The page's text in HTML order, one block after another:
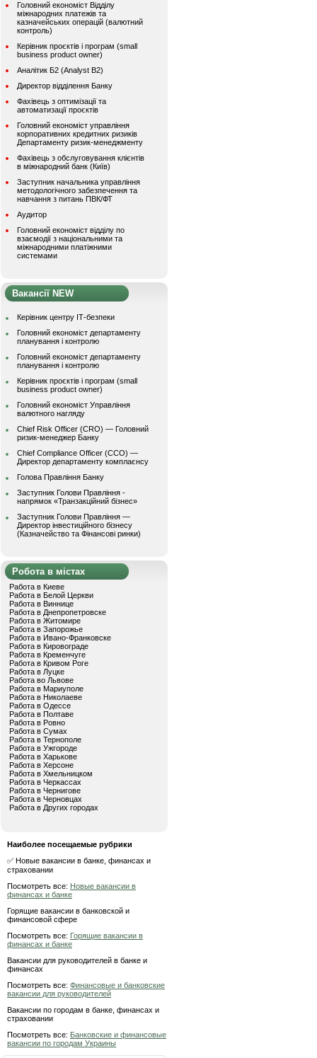
Головний економіст Відділу
міжнародних платежів та
казначейських операцій (валютний
контроль)
Керівник проєктів і програм (small
business product owner)
Аналітик Б2 (Analyst B2)
Директор відділення Банку
Фахівець з оптимізації та
автоматизації проєктів
Головний економіст управління
корпоративних кредитних ризиків
Департаменту ризик-менеджменту
Фахівець з обслуговування клієнтів
в міжнародний банк (Київ)
Заступник начальника управління
методологічного забезпечення та
навчання з питань ПВК/ФТ
Аудитор
Головний економіст відділу по
взаємодії з національними та
міжнародними платіжними
системами
Вакансії NEW
Керівник центру ІТ-безпеки
Головний економіст департаменту
планування і контролю
Головний економіст департаменту
планування і контролю
Керівник проєктів і програм (small
business product owner)
Головний економіст Управління
валютного нагляду
Chief Risk Officer (CRO) — Головний
ризик-менеджер Банку
Chief Compliance Officer (CCO) —
Директор департаменту комплаєнсу
Голова Правління Банку
Заступник Голови Правління -
напрямок «Транзакційний бізнес»
Заступник Голови Правління —
Директор інвестиційного бізнесу
(Казначейство та Фінансові ринки)
Робота в містах
Работа в Киеве
Работа в Белой Церкви
Работа в Виннице
Работа в Днепропетровске
Работа в Житомире
Работа в Запорожье
Работа в Ивано-Франковске
Работа в Кировограде
Работа в Кременчуге
Работа в Кривом Роге
Работа в Луцке
Работа во Львове
Работа в Мариуполе
Работа в Николаеве
Работа в Одессе
Работа в Полтаве
Работа в Ровно
Работа в Сумах
Работа в Тернополе
Работа в Ужгороде
Работа в Харькове
Работа в Херсоне
Работа в Хмельницком
Работа в Черкассах
Работа в Чернигове
Работа в Черновцах
Работа в Других городах
Наиболее посещаемые рубрики
✅ Новые вакансии в банке, финансах и
страховании
Посмотреть все: Новые вакансии в
финансах и банке
Горящие вакансии в банковской и
финансовой сфере
Посмотреть все: Горящие вакансии в
финансах и банке
Вакансии для руководителей в банке и
финансах
Посмотреть все: Финансовые и банковские
вакансии для руководителей
Вакансии по городам в банке, финансах и
страховании
Посмотреть все: Банковские и финансовые
вакансии по городам Украины